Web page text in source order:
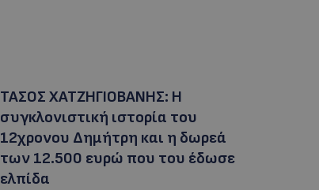
ΤΑΣΟΣ ΧΑΤΖΗΓΙΟΒΑΝΗΣ: Η
συγκλονιστική ιστορία του
12χρονου Δημήτρη και η δωρεά
των 12.500 ευρώ που του έδωσε
ελπίδα